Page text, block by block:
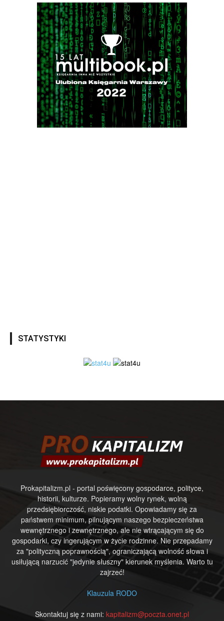
STATYSTYKI
Prokapitalizm.pl - portal poświęcony gospodarce, polityce,
historii, kulturze. Popieramy wolny rynek, wolną
przedsiębiorczość, niskie podatki. Opowiadamy się za
państwem minimum, pilnującym naszego bezpieczeństwa
wewnętrznego i zewnętrznego, ale nie wtrącającym się do
gospodarki, czy ingerującym w życie rodzinne. Nie przepadamy
za "polityczną poprawnością", ograniczającą wolność słowa i
usiłującą narzucić "jedynie słuszny" kierunek myślenia. Warto tu
zajrzeć!
Klauzula RODO
Skontaktuj się z nami: kapitalizm@poczta.onet.pl